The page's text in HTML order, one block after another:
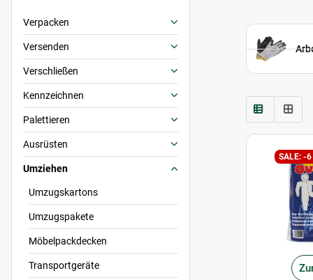
SALE: -6
Verpacken
Versenden
Verschließen
Kennzeichnen
Palettieren
Ausrüsten
Umziehen
Umzugskartons
Umzugspakete
Möbelpackdecken
Transportgeräte